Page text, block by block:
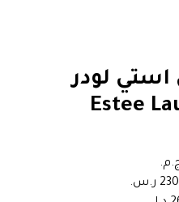
لودر
Estee